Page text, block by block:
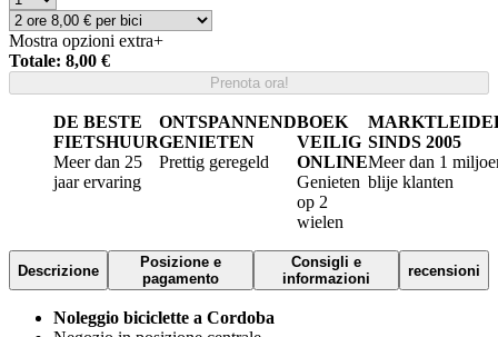
Mostra opzioni extra+
Totale: 8,00 €
Prenota ora!
DE BESTE
FIETSHUUR
Meer dan 25
jaar ervaring
ONTSPANNEND
GENIETEN
Prettig geregeld
BOEK
VEILIG
ONLINE
Genieten
op 2
wielen
SINDS 2005
Meer dan 1
blije klanten
Descrizione
Posizione e
pagamento
Consigli e
informazioni
recensioni
Noleggio biciclette a Cordoba